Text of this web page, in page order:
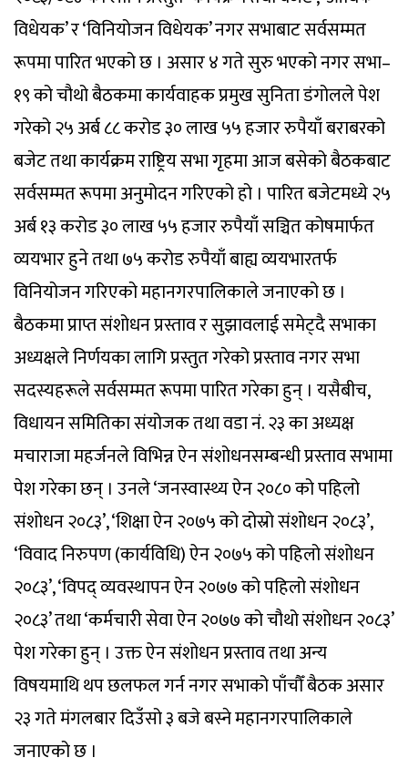
विधेयक’ र ‘विनियोजन विधेयक’ नगर सभाबाट सर्वसम्मत
रूपमा पारित भएको छ । असार ४ गते सुरु भएको नगर सभा–
१९ को चौथो बैठकमा कार्यवाहक प्रमुख सुनिता डंगोलले पेश
गरेको २५ अर्ब ८८ करोड ३० लाख ५५ हजार रुपैयाँ बराबरको
बजेट तथा कार्यक्रम राष्ट्रिय सभा गृहमा आज बसेको बैठकबाट
सर्वसम्मत रूपमा अनुमोदन गरिएको हो । पारित बजेटमध्ये २५
अर्ब १३ करोड ३० लाख ५५ हजार रुपैयाँ सञ्चित कोषमार्फत
व्ययभार हुने तथा ७५ करोड रुपैयाँ बाह्य व्ययभारतर्फ
विनियोजन गरिएको महानगरपालिकाले जनाएको छ ।
बैठकमा प्राप्त संशोधन प्रस्ताव र सुझावलाई समेट्दै सभाका
अध्यक्षले निर्णयका लागि प्रस्तुत गरेको प्रस्ताव नगर सभा
सदस्यहरूले सर्वसम्मत रूपमा पारित गरेका हुन् । यसैबीच,
विधायन समितिका संयोजक तथा वडा नं. २३ का अध्यक्ष
मचाराजा महर्जनले विभिन्न ऐन संशोधनसम्बन्धी प्रस्ताव सभामा
पेश गरेका छन् । उनले ‘जनस्वास्थ्य ऐन २०८० को पहिलो
संशोधन २०८३’, ‘शिक्षा ऐन २०७५ को दोस्रो संशोधन २०८३’,
‘विवाद निरुपण (कार्यविधि) ऐन २०७५ को पहिलो संशोधन
२०८३’, ‘विपद् व्यवस्थापन ऐन २०७७ को पहिलो संशोधन
२०८३’ तथा ‘कर्मचारी सेवा ऐन २०७७ को चौथो संशोधन २०८३’
पेश गरेका हुन् । उक्त ऐन संशोधन प्रस्ताव तथा अन्य
विषयमाथि थप छलफल गर्न नगर सभाको पाँचौँ बैठक असार
२३ गते मंगलबार दिउँसो ३ बजे बस्ने महानगरपालिकाले
जनाएको छ ।